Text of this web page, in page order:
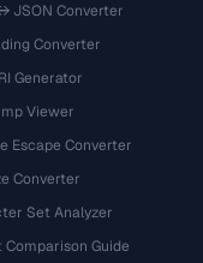
JSON Converter
Converter
Generator
Viewer
Escape Converter
Converter
Set Analyzer
Comparison Guide